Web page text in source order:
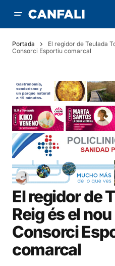
Portada
El regidor de Teulada
Consorci Esportiu comarcal
El regidor de
Reig és el
Consorci
comarcal